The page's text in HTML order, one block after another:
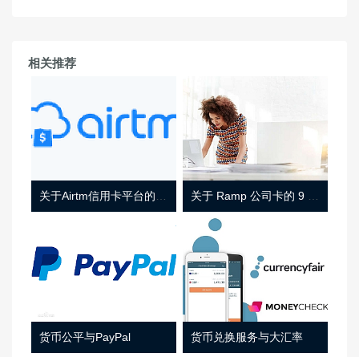
相关推荐
货币公平与PayPal 货币兑换服务与大汇率